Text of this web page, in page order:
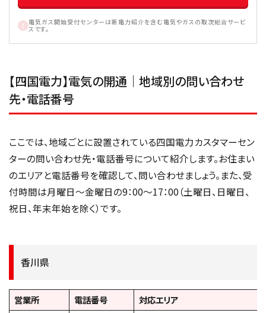
電気ガス開始受付センターは新電力紹介を含む電気やガスの取次総合サービ
スです。
【四国電力】電気の開通｜地域別の問い合わせ
先・電話番号
ここでは、地域ごとに設置されている四国電力カスタマーセン
ターの問い合わせ先・電話番号について紹介します。お住まい
のエリアと電話番号を確認して、問い合わせましょう。また、受
付時間は月曜日〜金曜日の9：00〜17：00（土曜日、日曜日、
祝日、年末年始を除く）です。
香川県
営業所 電話番号 対応エリア